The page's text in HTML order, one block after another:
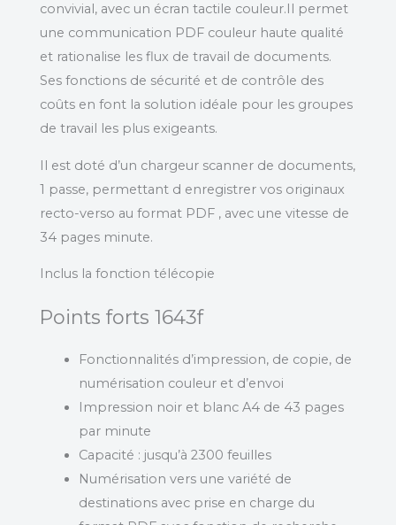
convivial, avec un écran tactile couleur.Il permet
une communication PDF couleur haute qualité
et rationalise les flux de travail de documents.
Ses fonctions de sécurité et de contrôle des
coûts en font la solution idéale pour les groupes
de travail les plus exigeants.
Il est doté d’un chargeur scanner de documents,
1 passe, permettant d enregistrer vos originaux
recto-verso au format PDF , avec une vitesse de
34 pages minute.
Inclus la fonction télécopie
Points forts 1643f
Fonctionnalités d’impression, de copie, de
numérisation couleur et d’envoi
Impression noir et blanc A4 de 43 pages
par minute
Capacité : jusqu’à 2300 feuilles
Numérisation vers une variété de
destinations avec prise en charge du